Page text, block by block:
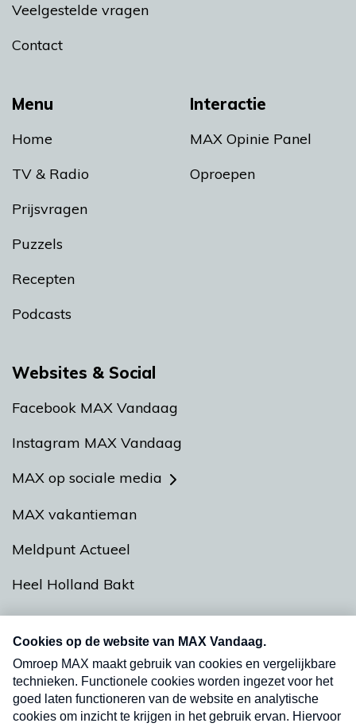
Menu
Home
TV & Radio
Prijsvragen
Puzzels
Recepten
Podcasts
Interactie
MAX Opinie Panel
Oproepen
Veelgestelde vragen
Contact
Websites & Social
Facebook MAX Vandaag
Instagram MAX Vandaag
MAX op sociale media
MAX vakantieman
Meldpunt Actueel
Heel Holland Bakt
Neem hier een gratis abonnement op onze
nieuwsbrief. Elke vrijdag- en dinsdagochtend in
uw mailbox.